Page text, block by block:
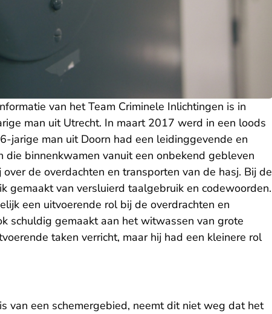
van het Team Criminele Inlichtingen is in
man uit Utrecht. In maart 2017 werd in een loods
jarige man uit Doorn had een leidinggevende en
binnenkwamen vanuit een onbekend gebleven
de overdachten en transporten van de hasj. Bij de
gemaakt van versluierd taalgebruik en codewoorden.
een uitvoerende rol bij de overdrachten en
schuldig gemaakt aan het witwassen van grote
taken verricht, maar hij had een kleinere rol
van een schemergebied, neemt dit niet weg dat het